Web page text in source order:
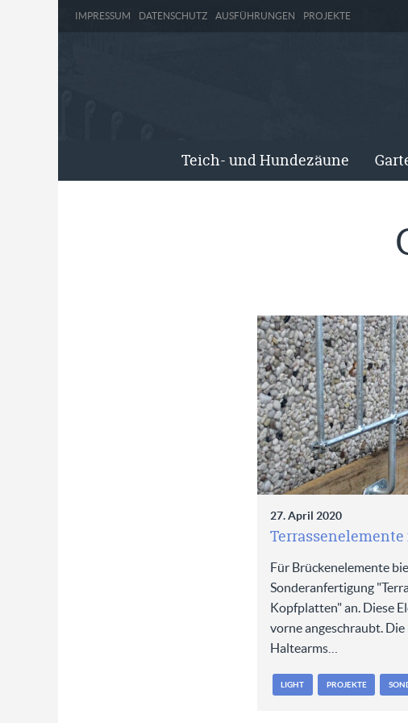
IMPRESSUM DATENSCHUTZ AUSFÜHRUNGEN PROJEKTE
Teich- und Hundezäune
27. April 2020
Für Brückenelemente
Sonderanfertigung
Kopfplatten" an. Diese
vorne angeschraubt. Die
Haltearms…
LIGHT PROJEKTE